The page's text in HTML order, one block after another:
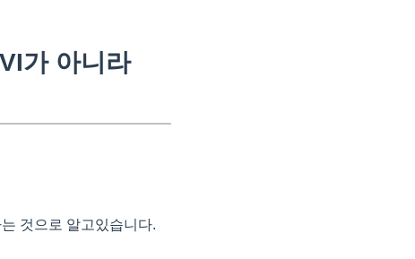
가 아니라
것으로 알고있습니다.